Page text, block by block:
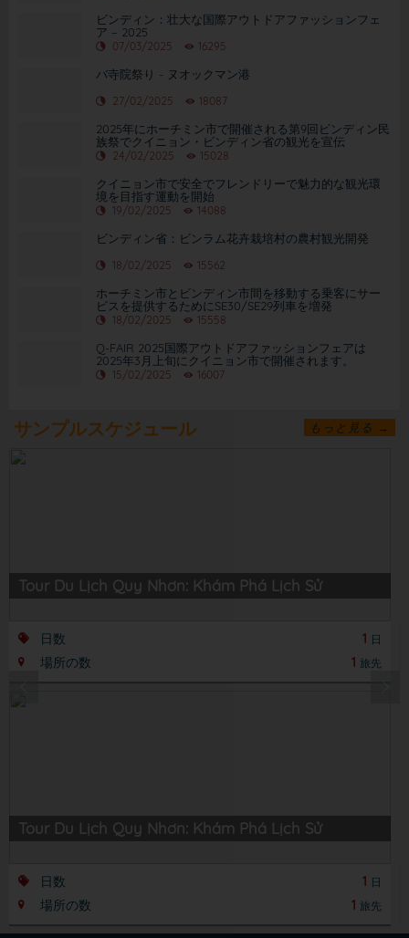
ビンディン：壮大な国際アウトドアファッションフェ
ア – 2025
07/03/2025 16295
バ寺院祭り - ヌオックマン港
27/02/2025 18087
2025年にホーチミン市で開催される第9回ビンディン民
族祭でクイニョン・ビンディン省の観光を宣伝
24/02/2025 15028
クイニョン市で安全でフレンドリーで魅力的な観光環
境を目指す運動を開始
19/02/2025 14088
ビンディン省：ビンラム花卉栽培村の農村観光開発
18/02/2025 15562
ホーチミン市とビンディン市間を移動する乗客にサー
ビスを提供するためにSE30/SE29列車を増発
18/02/2025 15558
Q-FAIR 2025国際アウトドアファッションフェアは
2025年3月上旬にクイニョン市で開催されます。
15/02/2025 16007
サンプルスケジュール もっと見る →
Tour Du Lịch Quy Nhơn: Khám Phá Lịch Sử
日数 1 日
場所の数 1 旅先
Tour Du Lịch Quy Nhơn: Khám Phá Lịch Sử
日数 1 日
場所の数 1 旅先